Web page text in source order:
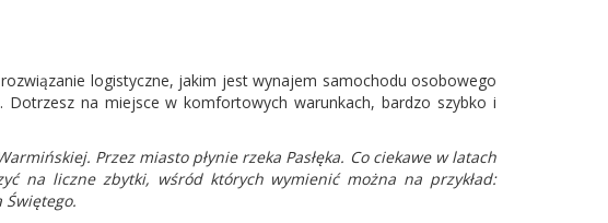
logistyczne, jakim jest wynajem samochodu osobowego
na miejsce w komfortowych warunkach, bardzo szybko i
Przez miasto płynie rzeka Pasłęka. Co ciekawe w latach
na liczne zbytki, wśród których wymienić można na przykład: